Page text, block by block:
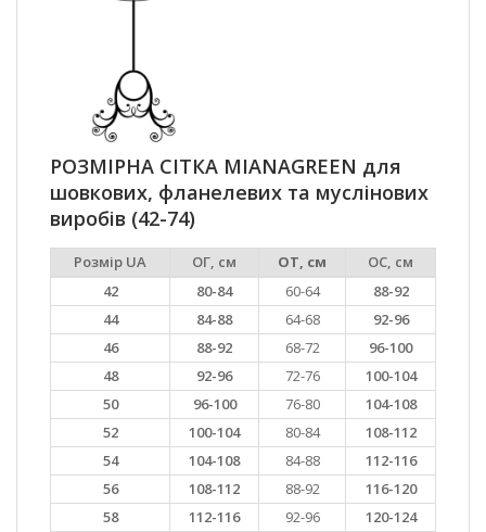
РОЗМІРНА СІТКА MIANAGREEN для
шовкових, фланелевих та муслінових
виробів (42-74)
Розмір UA ОГ, см ОТ, см
ОС, см
42
80-84 60-64
88-92
44
84-88 64-68
92-96
46
88-92 68-72
96-100
48
92-96 72-76
100-104
50
96-100 76-80
104-108
52
100-104 80-84
108-112
54
104-108 84-88
112-116
56
108-112 88-92
116-120
58
112-116 92-96
120-124